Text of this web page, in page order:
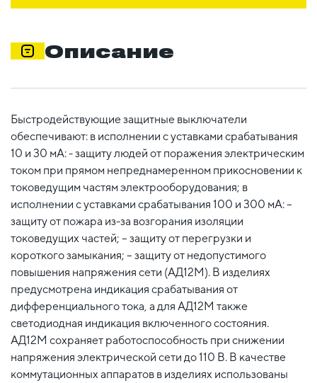
Описание
Быстродействующие защитные выключатели
обеспечивают: в исполнении с уставками срабатывания
10 и 30 мА: - защиту людей от поражения электрическим
током при прямом непреднамеренном прикосновении к
токоведущим частям электрооборудования; в
исполнении с уставками срабатывания 100 и 300 мА: –
защиту от пожара из-за возгорания изоляции
токоведущих частей; – защиту от перегрузки и
короткого замыкания; – защиту от недопустимого
повышения напряжения сети (АД12М). В изделиях
предусмотрена индикация срабатывания от
дифференциального тока, а для АД12М также
светодиодная индикация включенного состояния.
АД12М сохраняет работоспособность при снижении
напряжения электрической сети до 110 В. В качестве
коммутационных аппаратов в изделиях использованы